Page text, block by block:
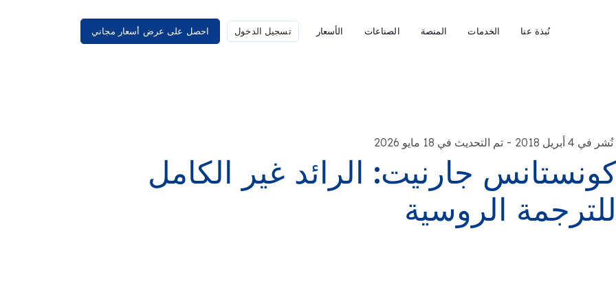
نُبذة عنا الخدمات المنصة الصناعات الأسعار تسجيل الدخول احصل على عرض أسعار مجاني
نُشر في 4 أبريل 2018 - تم التحديث في 18 مايو 2026
كونستانس جارنيت: الرائد غير الكامل
للترجمة الروسية